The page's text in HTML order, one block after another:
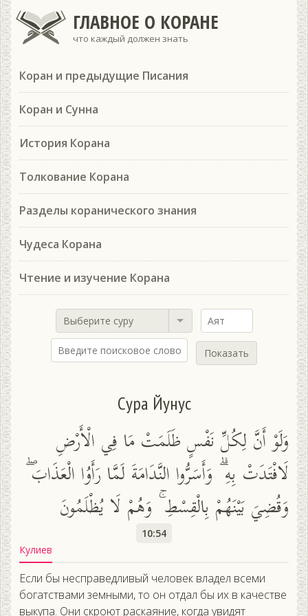
ГЛАВНОЕ О КОРАНЕ
что каждый должен знать
Коран и предыдущие Писания
Коран и Сунна
История Корана
Толкование Корана
Разделы коранического знания
Чудеса Корана
Чтение и изучение Корана
Выберите суру
Показать
Сура Йунус
وَلَوْ أَنَّ لِكُلِّ نَفْسٍ ظَلَمَتْ مَا فِي الْأَرْضِ
لَافْتَدَتْ بِهِ ۗ وَأَسَرُّوا النَّدَامَةَ لَمَّا رَأَوُا الْعَذَابَ ۖ
وَقُضِيَ بَيْنَهُمْ بِالْقِسْطِ ۚ وَهُمْ لَا يُظْلَمُونَ
10:54
Кулиев
Если бы несправедливый человек владел всеми
богатствами земными, то он отдал бы их в качестве
выкупа. Они скроют раскаяние, когда увидят